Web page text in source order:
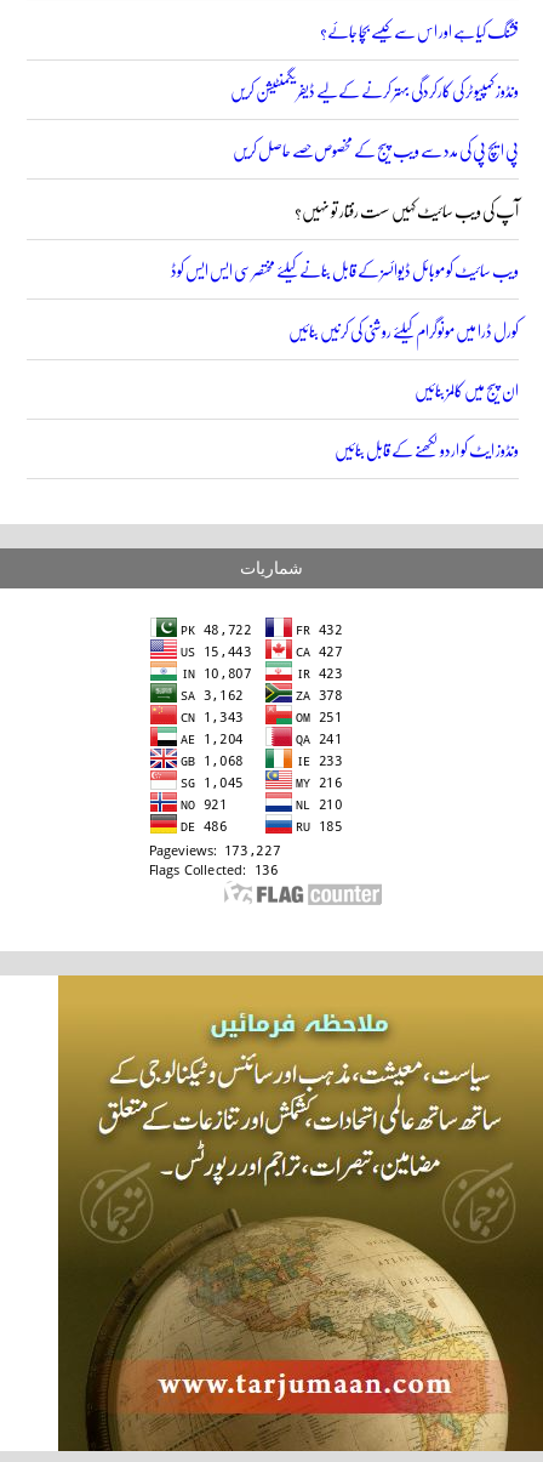
فشنگ کیا ہے اور اس سے کیسے بچا جائے؟
ونڈوز کمپیوٹر کی کارکردگی بہتر کرنے کے لیے ڈیفریگمنٹیشن کریں
پی ایچ پی کی مدد سے ویب پیج کے مخصوص حصے حاصل کریں
آپ کی ویب سائیٹ کہیں سست رفتار تو نہیں؟
ویب سائیٹ کو موبائل ڈیوائسز کے قابل بنانے کیلئے مختصر سی ایس ایس کوڈ
کورل ڈرا میں مونوگرام کیلئے روشنی کی کرنیں بنائیں
ان پیج میں کالمز بنائیں
ونڈوز ایٹ کو اردو لکھنے کے قابل بنائیں
شماریات